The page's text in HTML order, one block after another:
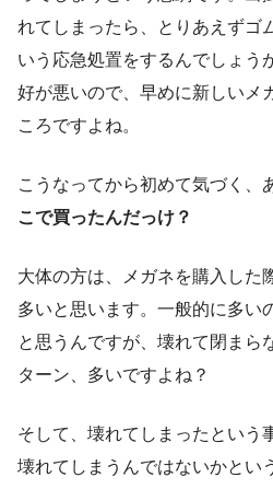
れてしまったら、とりあえずゴ
いう応急処置をするんでしょう
好が悪いので、早めに新しいメ
ころですよね。
こうなってから初めて気づく、
こで買ったんだっけ？
大体の方は、メガネを購入した
多いと思います。一般的に多い
と思うんですが、壊れて閉まら
ターン、多いですよね？
そして、壊れてしまったという
壊れてしまうんではないかとい